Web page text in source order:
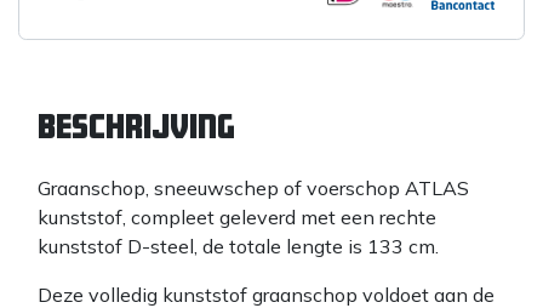
Beschrijving
Graanschop, sneeuwschep of voerschop ATLAS
kunststof, compleet geleverd met een rechte
kunststof D-steel, de totale lengte is 133 cm.
Deze volledig kunststof graanschop voldoet aan de